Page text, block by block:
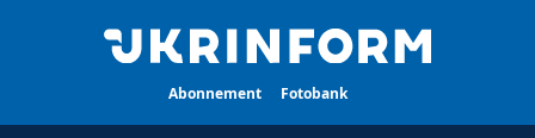
Abonnement Fotobank